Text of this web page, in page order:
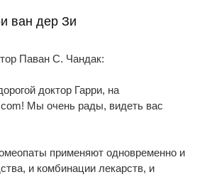
ван дер Зи
Паван С. Чандак:
доктор Гарри, на
Мы очень рады, видеть вас
применяют одновременно и
и комбинации лекарств, и